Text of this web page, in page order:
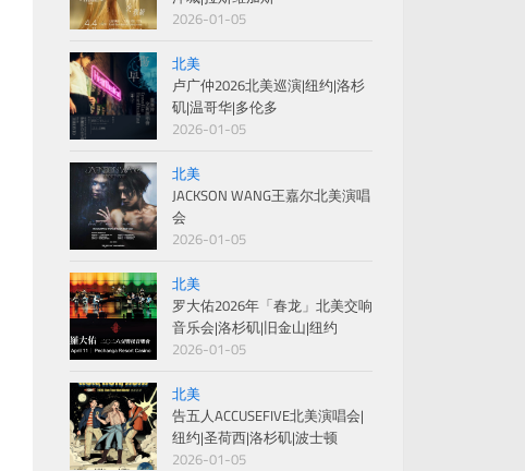
2026-01-05
北美
卢广仲2026北美巡演|纽约|洛杉
矶|温哥华|多伦多
2026-01-05
北美
JACKSON WANG王嘉尔北美演唱
会
2026-01-05
北美
罗大佑2026年「春龙」北美交响
音乐会|洛杉矶|旧金山|纽约
2026-01-05
北美
告五人ACCUSEFIVE北美演唱会|
纽约|圣荷西|洛杉矶|波士顿
2026-01-05